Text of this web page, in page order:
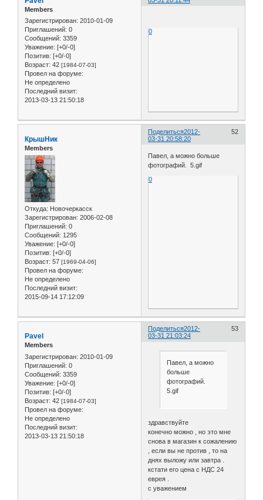
Members
Зарегистрирован: 2010-01-09
Приглашений: 0
Сообщений: 3359
Уважение: [+0/-0]
Позитив: [+0/-0]
Возраст: 42 [1984-07-03]
Провел на форуме:
Не определено
Последний визит:
2013-03-13 21:50:18
0
Поделиться 52
2012-
03-31 20:58:20
КрышНик
Members
Откуда: Новочеркасск
Зарегистрирован: 2006-02-08
Приглашений: 0
Сообщений: 1295
Уважение: [+0/-0]
Позитив: [+0/-0]
Возраст: 57 [1969-04-06]
Провел на форуме:
Не определено
Последний визит:
2015-09-14 17:12:09
Павел, а можно больше
фотографий. 5.gif
0
Поделиться 53
2012-
03-31 21:03:24
Pavel
Members
Зарегистрирован: 2010-01-09
Приглашений: 0
Сообщений: 3359
Уважение: [+0/-0]
Позитив: [+0/-0]
Возраст: 42 [1984-07-03]
Провел на форуме:
Не определено
Последний визит:
2013-03-13 21:50:18
Павел, а можно
больше
фотографий.
5.gif
здравствуйте
конечно можно , но это мне
снова в магазин к сожалению
, если вы не против , то на
днях выложу или завтра .
кстати его цена с НДС 24
еврея .
с уважением